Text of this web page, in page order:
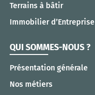
Terrains à bâtir
Immobilier d’Entreprise
QUI SOMMES-NOUS ?
Présentation générale
Nos métiers